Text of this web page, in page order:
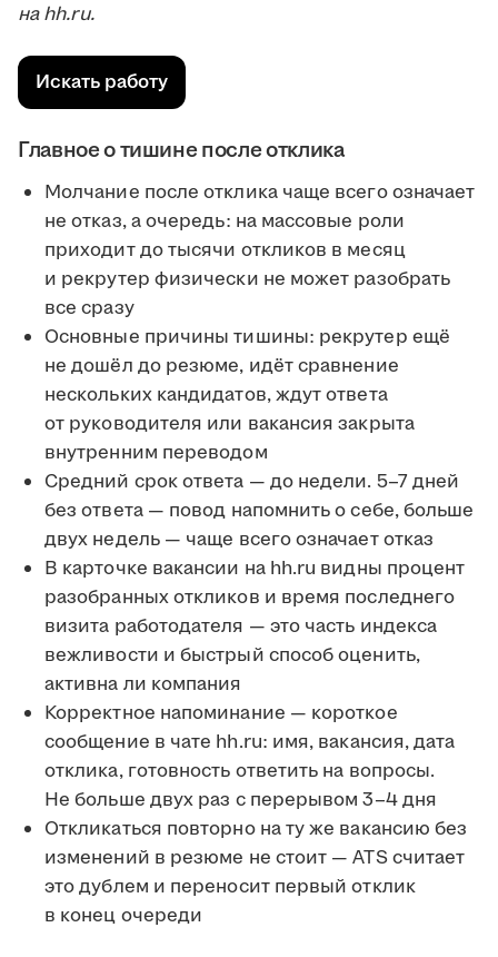
на hh.ru.
Искать работу
Главное о тишине после отклика
Молчание после отклика чаще всего означает
не отказ, а очередь: на массовые роли
приходит до тысячи откликов в месяц
и рекрутер физически не может разобрать
все сразу
Основные причины тишины: рекрутер ещё
не дошёл до резюме, идёт сравнение
нескольких кандидатов, ждут ответа
от руководителя или вакансия закрыта
внутренним переводом
Средний срок ответа — до недели. 5–7 дней
без ответа — повод напомнить о себе, больше
двух недель — чаще всего означает отказ
В карточке вакансии на hh.ru видны процент
разобранных откликов и время последнего
визита работодателя — это часть индекса
вежливости и быстрый способ оценить,
активна ли компания
Корректное напоминание — короткое
сообщение в чате hh.ru: имя, вакансия, дата
отклика, готовность ответить на вопросы.
Не больше двух раз с перерывом 3–4 дня
Откликаться повторно на ту же вакансию без
изменений в резюме не стоит — ATS считает
это дублем и переносит первый отклик
в конец очереди